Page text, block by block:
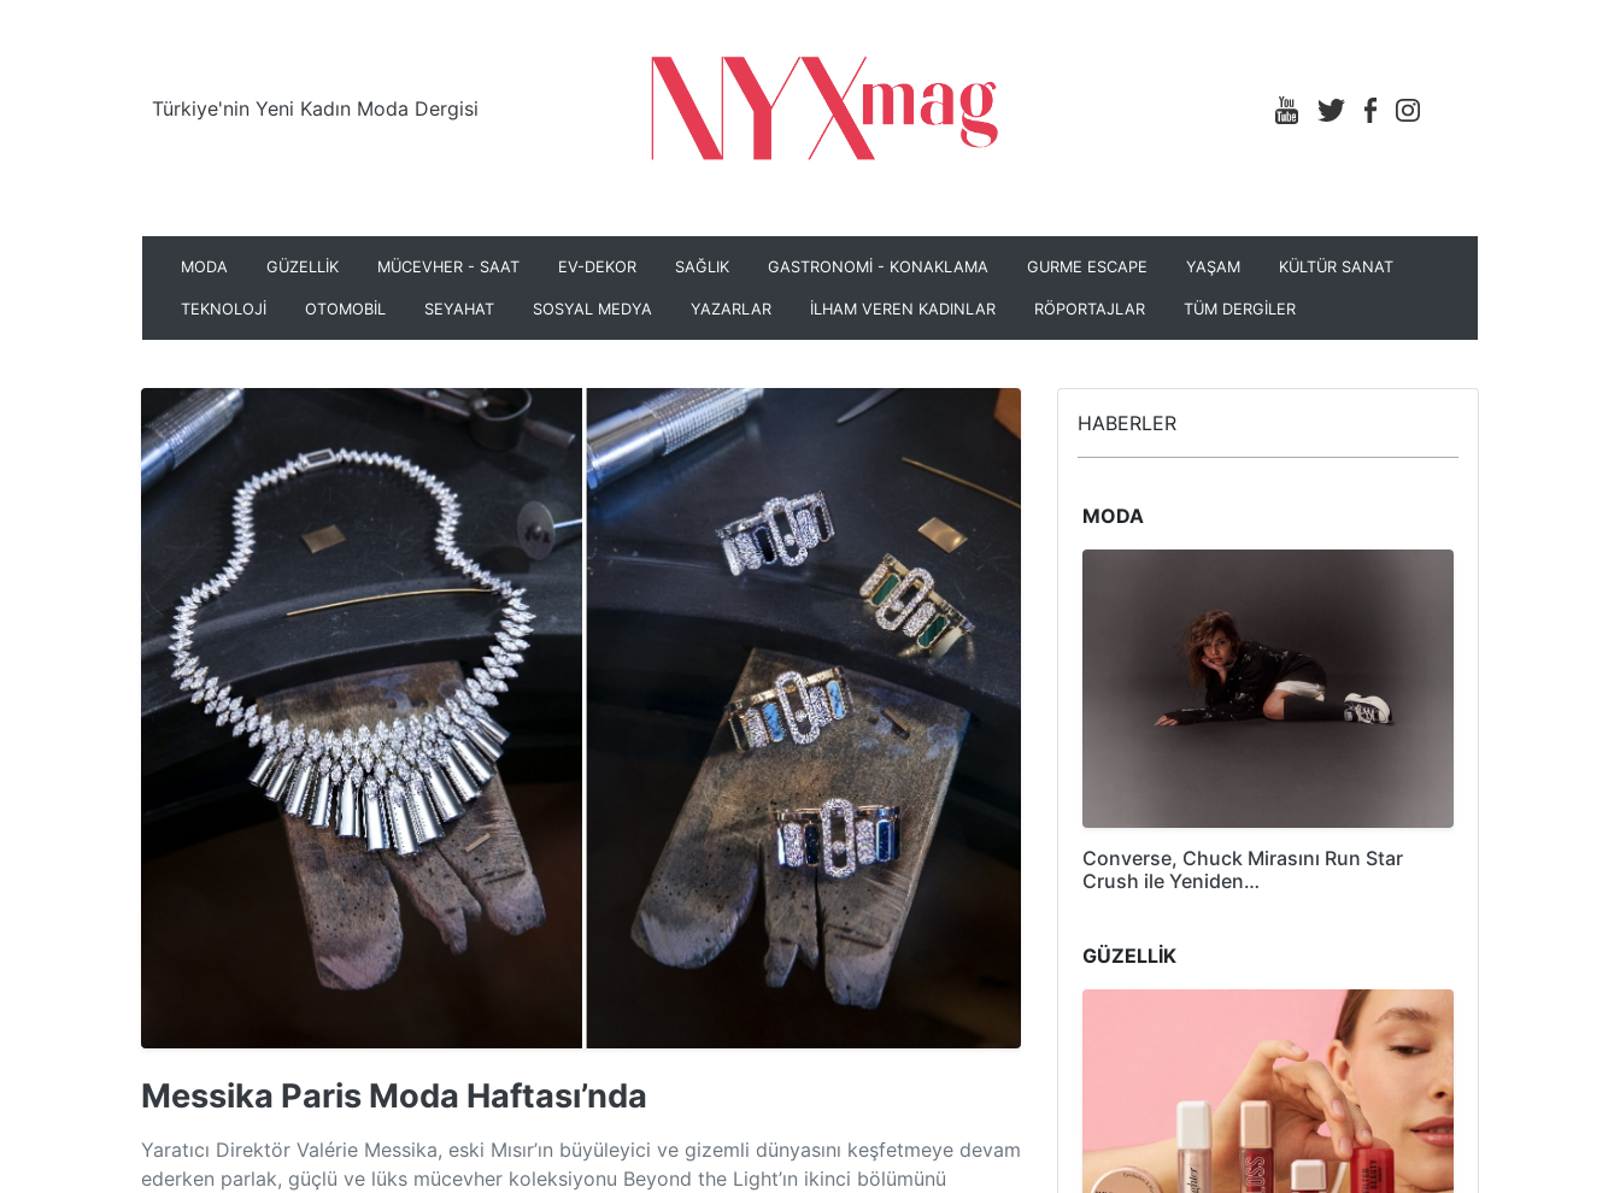
Türkiye'nin Yeni Kadın Moda Dergisi
MODA GÜZELLİK MÜCEVHER - SAAT EV-DEKOR SAĞLIK GASTRONOMİ - KONAKLAMA GURME ESCAPE YAŞAM KÜLTÜR SANAT
TEKNOLOJİ OTOMOBİL SEYAHAT SOSYAL MEDYA YAZARLAR İLHAM VEREN KADINLAR RÖPORTAJLAR TÜM DERGİLER
Messika Paris Moda Haftası’nda
Yaratıcı Direktör Valérie Messika, eski Mısır’ın büyüleyici ve gizemli dünyasını keşfetmeye devam
ederken parlak, güçlü ve lüks mücevher koleksiyonu Beyond the Light’ın ikinci bölümünü
HABERLER
MODA
Converse, Chuck Mirasını Run Star
Crush ile Yeniden…
GÜZELLİK